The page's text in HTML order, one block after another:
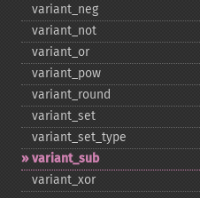
variant_​neg
variant_​not
variant_​or
variant_​pow
variant_​round
variant_​set
variant_​set_​type
variant_​sub
variant_​xor